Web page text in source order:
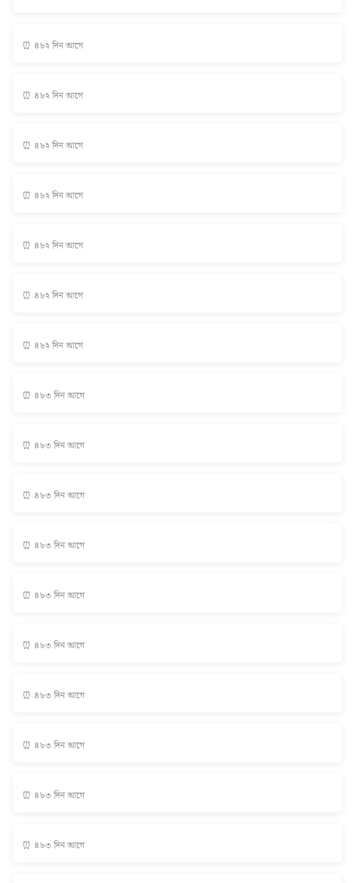
⏰ ৪৮২ দিন আগে
⏰ ৪৮২ দিন আগে
⏰ ৪৮২ দিন আগে
⏰ ৪৮২ দিন আগে
⏰ ৪৮২ দিন আগে
⏰ ৪৮২ দিন আগে
⏰ ৪৮২ দিন আগে
⏰ ৪৮৩ দিন আগে
⏰ ৪৮৩ দিন আগে
⏰ ৪৮৩ দিন আগে
⏰ ৪৮৩ দিন আগে
⏰ ৪৮৩ দিন আগে
⏰ ৪৮৩ দিন আগে
⏰ ৪৮৩ দিন আগে
⏰ ৪৮৩ দিন আগে
⏰ ৪৮৩ দিন আগে
⏰ ৪৮৩ দিন আগে